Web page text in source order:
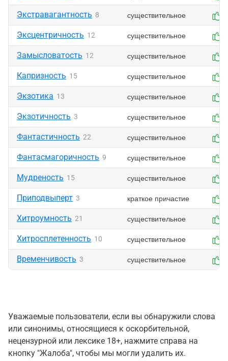
Экстравагантность 8 существительное
Эксцентричность 12 существительное
Замысловатость 12 существительное
Капризность 15 существительное
Экзотика 13 существительное
Экзотичность 3 существительное
Фантастичность 22 существительное
Фантасмагоричность 9 существительное
Мудреность 15 существительное
Приподвыперт 3 краткое причастие
Хитроумность 21 существительное
Хитросплетенность 10 существительное
Временчивость 3 существительное
Уважаемые пользователи, если вы обнаружили слова
или синонимы, относящиеся к оскорбительной,
нецензурной или лексике 18+, нажмите справа на
кнопку "Жалоба", чтобы мы могли удалить их.